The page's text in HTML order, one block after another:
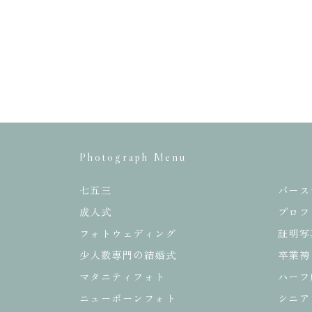
Photograph Menu
七五三
成人式
フォトウェディング
少人数専門の結婚式
マタニティフォト
ニューボーンフォト
バー
プロ
証明
卒業袴
ハー
シニ